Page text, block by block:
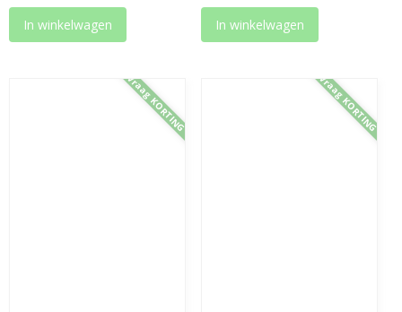
In winkelwagen In winkelwagen
Vraag KORTING Vraag KORTING